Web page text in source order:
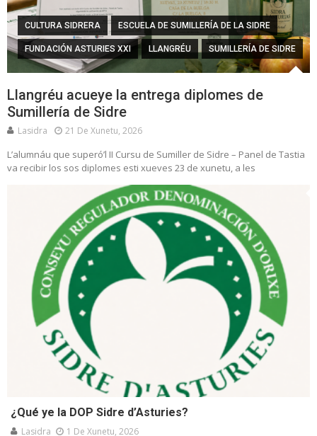
CULTURA SIDRERA ESCUELA DE SUMILLERÍA DE LA SIDRE
FUNDACIÓN ASTURIES XXI LLANGRÉU SUMILLERÍA DE SIDRE
Llangréu acueye la entrega diplomes de
Sumillería de Sidre
Lasidra 21 De Xunetu, 2026
L’alumnáu que superó’l II Cursu de Sumiller de Sidre – Panel de Tastia
va recibir los sos diplomes esti xueves 23 de xunetu, a les
¿Qué ye la DOP Sidre d’Asturies?
Lasidra 1 De Xunetu, 2026